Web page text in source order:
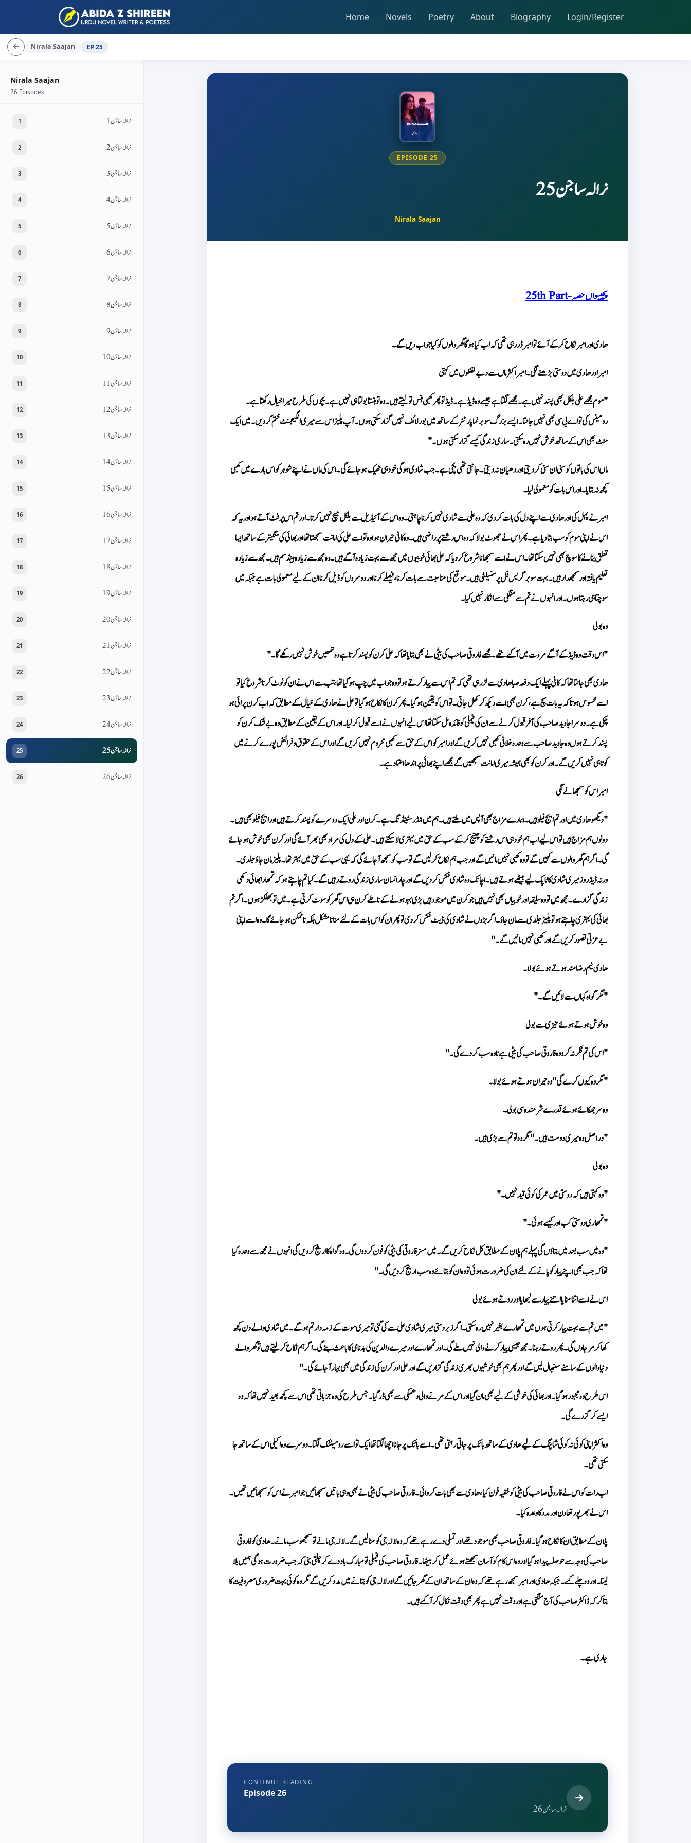
Home Novels Poetry About Biography Login/Register
Nirala Saajan EP 25
Nirala Saajan
26 Episodes
1 نرالہ ساجن 1
2 نرالہ ساجن 2
3 نرالہ ساجن 3
4 نرالہ ساجن 4
5 نرالہ ساجن 5
6 نرالہ ساجن 6
7 نرالہ ساجن 7
8 نرالہ ساجن 8
9 نرالہ ساجن 9
10 نرالہ ساجن 10
11 نرالہ ساجن 11
12 نرالہ ساجن 12
13 نرالہ ساجن 13
14 نرالہ ساجن 14
15 نرالہ ساجن 15
16 نرالہ ساجن 16
17 نرالہ ساجن 17
18 نرالہ ساجن 18
19 نرالہ ساجن 19
20 نرالہ ساجن 20
21 نرالہ ساجن 21
22 نرالہ ساجن 22
23 نرالہ ساجن 23
24 نرالہ ساجن 24
25 نرالہ ساجن 25
26 نرالہ ساجن 26
EPISODE 25
نرالہ ساجن 25
Nirala Saajan
پچیسواں حصہ - 25th Part
ھادی اور امبر نکاح کر کے آئے تو امبر ڈر رہی تھی کہ اب کیا ہو گا گھر والوں کو کیا جواب دیں گے۔
امبر اور ھادی میں دوستی بڑھنے لگی۔ امبر اکثر ماں سے دبے لفظوں میں کہتی
منٹ بھی اس کے ساتھ خوش نہیں رہ سکتی۔ ساری زندگی کیسے گزار سکتی ہوں۔"
کچھ نہ بتایا۔ اور اس بات کو معمولی لیا۔
سوچتا ہی رہتا ہوں۔ اور انہوں نے تم سے منگنی سے انکار نہیں کیا۔
وہ بولی
"اس وقت وہ ڈیڈ کے آگے مروت میں آ گئے تھے۔ مجھے فاروقی صاحب کی بیٹی نے بھی بتایا تھا کہ علی کرن کو پسند کرتا ہے وہ تمھیں خوش نہیں رکھے گا۔"
کوتاہی نہیں کریں گے۔ اور کرن کو بھی ہمیشہ میری امانت سمجھیں گے مجھے اپنے بھائی پر اندھا اعتماد ہے۔
امبر اس کو سمجھانے لگی
بےعزتی تصور کریں گے اور کھبی نہیں مانیں گے۔"
ھادی نیم رضامند ہوتے ہوئے بولا۔
"مگر گواہ کہاں سے لائیں گے۔"
وہ خوش ہوتے ہوئے تیزی سے بولی
"اس کی تم فکر نہ کرو وہ فاروقی صاحب کی بیٹی ہے نا وہ سب کر دے گی۔"
"مگر وہ کیوں کرے گی" وہ حیران ہوتے ہوئے بولا۔
وہ سر جھکائے ہوئے قدرے شرمندہ سی بولی۔
"دراصل وہ میری دوست ہیں۔" مگر وہ تو تم سے بڑی ہیں۔
وہ بولی
"وہ کہتی ہیں کہ دوستی میں عمر کی کوئی قید نہیں۔"
"تمھاری دوستی کب اور کیسے ہوئی۔"
تھا کہ جب بھی اپنے پیار کو پانے کے لئے ان کی ضرورت ہوئی تو وہ ان کو بتائے وہ سب ارینج کر دیں گی۔"
اس نے اسے اتنا منایا اتنے پیار سے لبھایا اور روتے ہوئے بولی
دنیا والوں کے سامنے سنبھال لیں گے اور پھر ہم بھی خوشیوں بھری زندگی گزاریں گے اور علی اور کرن کی زندگی میں بھی بہار آ جائے گی۔"
ایسے کر گزرے گی۔
سکتی تھی۔
اس نے بھرپور تعاون اور مدد کا وعدہ کیا۔
بتا کر کہ ڈاکٹر صاحب کی آج منگنی ہے اور وقت نہیں ہے پھر بھی وقت نکال کر آ گئے ہیں۔
جاری ہے۔
CONTINUE READING
Episode 26
نرالہ ساجن 26